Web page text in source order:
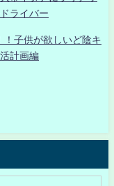
ライバー
！子供が欲しいど陰キ
計画編